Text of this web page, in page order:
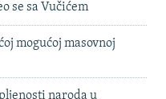
se sa Vučićem
mogućoj masovnoj
naroda u